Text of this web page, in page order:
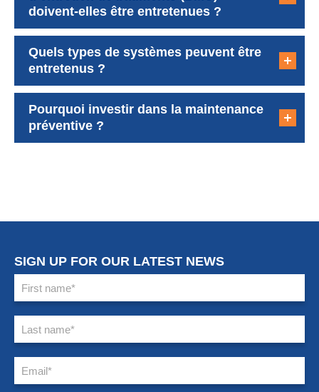
doivent-elles être entretenues ?
Quels types de systèmes peuvent être
entretenus ?
Pourquoi investir dans la maintenance
préventive ?
SIGN UP FOR OUR LATEST NEWS